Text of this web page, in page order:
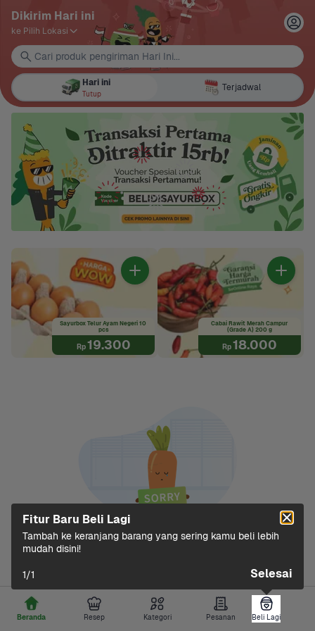
Beranda Resep Kategori Pesanan Beli Lagi
Hari ini
Tutup
Terjadwal
Sayurbox Telur Ayam Negeri 10
pcs
Rp19.300
Cabai Rawit Merah Campur
(Grade A) 200 g
Rp18.000
Tarik ke bawah atau klik tombol di bawah untuk
memuat ulang.
Cari produk pengiriman Hari Ini...
Dikirim Hari ini
ke Pilih Lokasi
Fitur Baru Beli Lagi
Tambah ke keranjang barang yang sering kamu beli lebih
mudah disini!
1/1 Selesai
Beli Lagi